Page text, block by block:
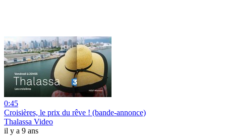
0:45
Croisières, le prix du rêve ! (bande-annonce)
Thalassa Video
il y a 9 ans